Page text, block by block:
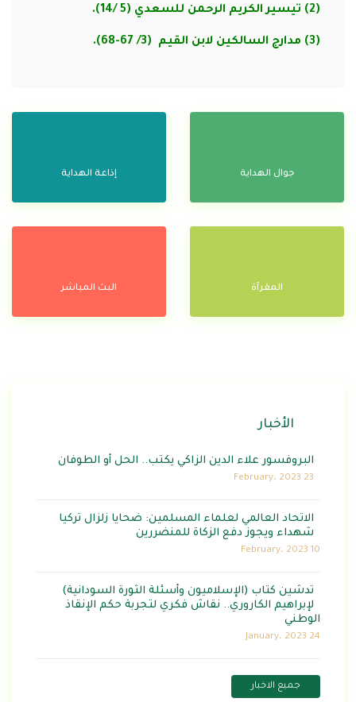
(2) تيسير الكريم الرحمن للسعدي (5 /14).
(3) مدارج السالكين لابن القيم (3/ 67-68).
جوال الهداية إذاعة الهداية
المقرآة البث المباشر
الأخبار
البروفسور علاء الدين الزاكي يكتب.. الحل أو الطوفان
23 February، 2023
الاتحاد العالمي لعلماء المسلمين: ضحايا زلزال تركيا
شهداء ويجوز دفع الزكاة للمنضررين
10 February، 2023
تدشين كتاب (الإسلاميون وأسئلة الثورة السودانية)
لإبراهيم الكاروري.. نقاش فكري لتجربة حكم الإنقاذ
الوطني
24 January، 2023
جميع الاخبار